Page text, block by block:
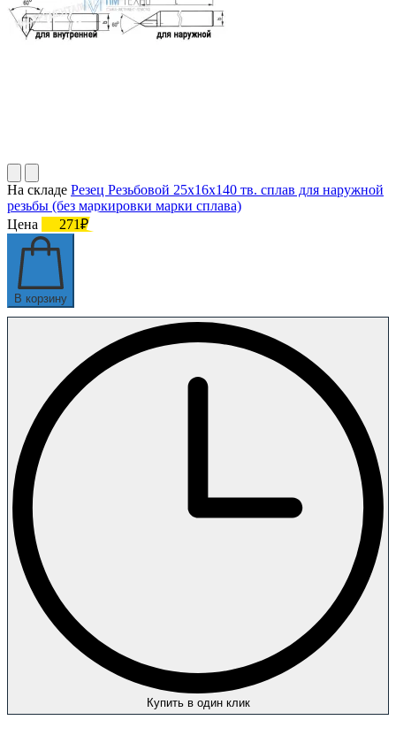
На складе Резец Резьбовой 25х16х140 тв. сплав для наружной
резьбы (без маркировки марки сплава)
Цена
271₽
В корзину
Купить в один клик